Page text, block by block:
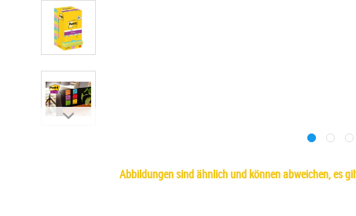
Abbildungen sind ähnlich und können abweichen, es